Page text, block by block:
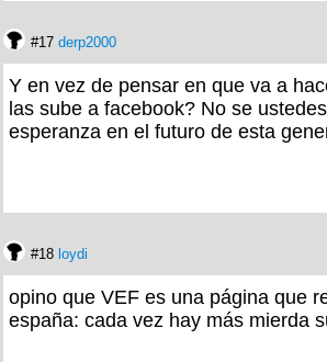
#17 derp2000
Y en vez de pensar en que va a
las sube a facebook? No se
esperanza en el futuro de esta
#18 loydi
opino que VEF es una página que
españa: cada vez hay más mierda